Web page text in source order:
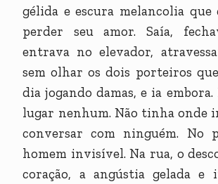
gélida e escura melancolia
perder seu amor. Saía,
entrava no elevador,
sem olhar os dois porteiros
dia jogando damas, e ia
lugar nenhum. Não tinha onde
conversar com ninguém. No
homem invisível. Na rua, o
coração, a angústia gelada e